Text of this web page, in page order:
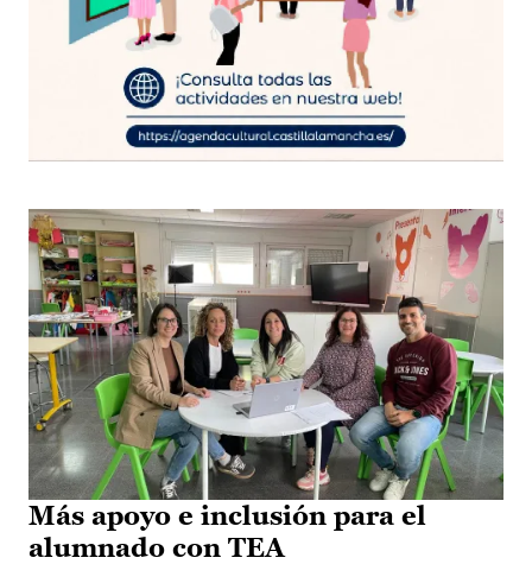
Más apoyo e inclusión para el
alumnado con TEA